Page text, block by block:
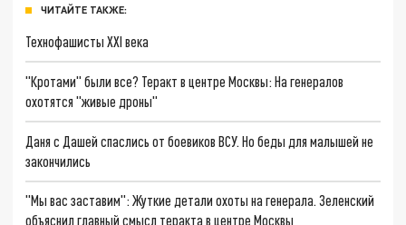
ЧИТАЙТЕ ТАКЖЕ:
Технофашисты XXI века
"Кротами" были все? Теракт в центре Москвы: На генералов
охотятся "живые дроны"
Даня с Дашей спаслись от боевиков ВСУ. Но беды для малышей не
закончились
"Мы вас заставим": Жуткие детали охоты на генерала. Зеленский
объяснил главный смысл теракта в центре Москвы